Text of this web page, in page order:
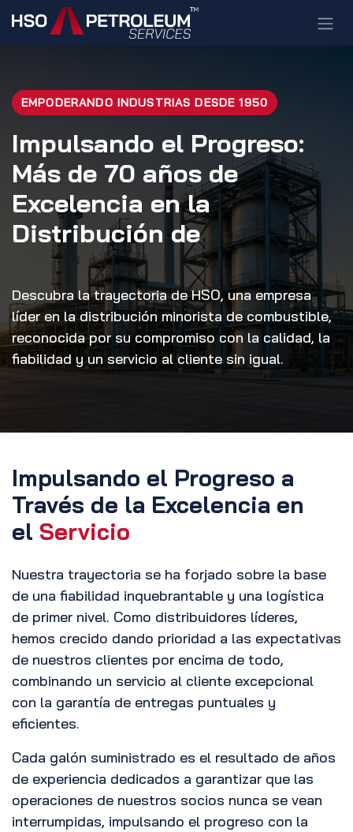
Ir al contenido
EMPODERANDO INDUSTRIAS DESDE 1950
Impulsando el Progreso:
Más de 70 años de
Excelencia en la
Distribución de
Descubra la trayectoria de HSO, una empresa
líder en la distribución minorista de combustible,
reconocida por su compromiso con la calidad, la
fiabilidad y un servicio al cliente sin igual.
Impulsando el Progreso a
Través de la Excelencia en
el Servicio
Nuestra trayectoria se ha forjado sobre la base
de una fiabilidad inquebrantable y una logística
de primer nivel. Como distribuidores líderes,
hemos crecido dando prioridad a las expectativas
de nuestros clientes por encima de todo,
combinando un servicio al cliente excepcional
con la garantía de entregas puntuales y
eficientes.
Cada galón suministrado es el resultado de años
de experiencia dedicados a garantizar que las
operaciones de nuestros socios nunca se vean
interrumpidas, impulsando el progreso con la